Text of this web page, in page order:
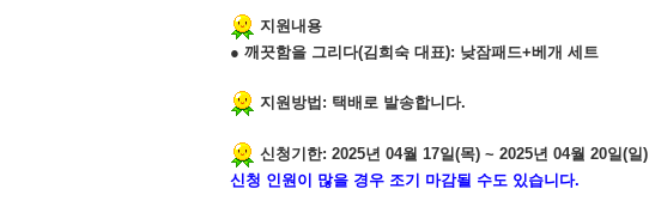
지원내용
● 깨끗함을 그리다(김희숙 대표): 낮잠패드+베개 세트
지원방법 : 택배로 발송합니다.
신청기한: 2025년 04월 17일(목) ~ 2025년 04월 20일(일)
신청 인원이 많을 경우 조기 마감될 수도 있습니다.